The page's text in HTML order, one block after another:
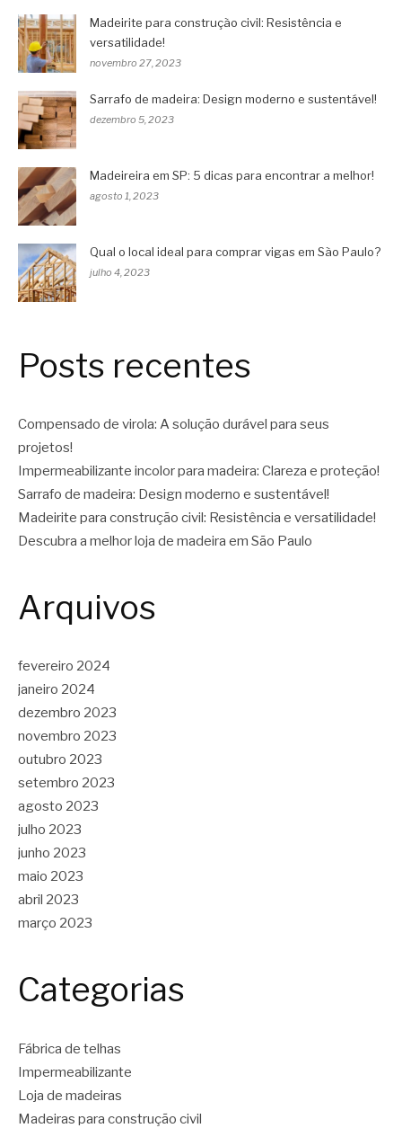
Madeirite para construção civil: Resistência e
versatilidade!
novembro 27, 2023
Sarrafo de madeira: Design moderno e sustentável!
dezembro 5, 2023
Madeireira em SP: 5 dicas para encontrar a melhor!
agosto 1, 2023
Qual o local ideal para comprar vigas em São Paulo?
julho 4, 2023
Posts recentes
Compensado de virola: A solução durável para seus
projetos!
Impermeabilizante incolor para madeira: Clareza e proteção!
Sarrafo de madeira: Design moderno e sustentável!
Madeirite para construção civil: Resistência e versatilidade!
Descubra a melhor loja de madeira em São Paulo
Arquivos
fevereiro 2024
janeiro 2024
dezembro 2023
novembro 2023
outubro 2023
setembro 2023
agosto 2023
julho 2023
junho 2023
maio 2023
abril 2023
março 2023
Categorias
Fábrica de telhas
Impermeabilizante
Loja de madeiras
Madeiras para construção civil